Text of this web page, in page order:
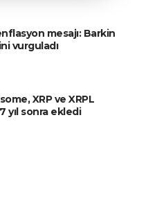
mesajı: Barkin
vurguladı
XRP ve XRPL
7 yıl sonra ekledi